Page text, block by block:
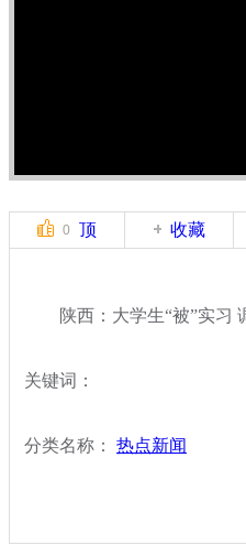
0 顶 收藏
陕西：大学生“被”实习
关键词：
分类名称： 热点新闻